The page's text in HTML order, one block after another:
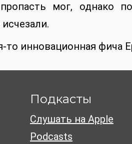
мог, однако
то инновационная фича
Подкасты
Слушать на Apple
Podcasts